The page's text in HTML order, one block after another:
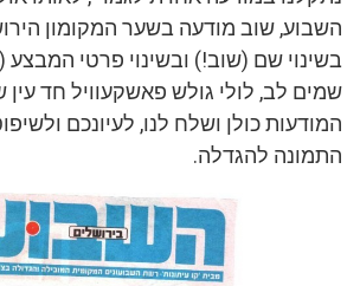
השבוע, שוב מודעה בשער המקומון
בשינוי שם (שוב!) ובשינוי פרטי המבצע
שמים לב, לולי גולש פאשקעוויל חד
המודעות כולן ושלח לנו, לעיונכם
התמונה להגדלה.